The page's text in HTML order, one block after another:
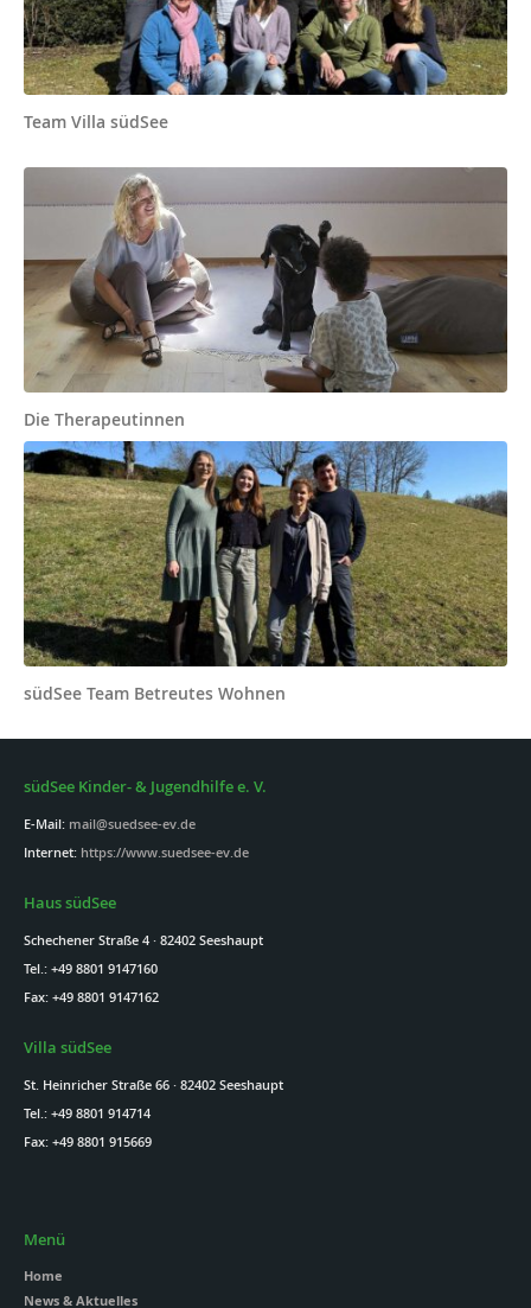
Team Villa südSee
Die Therapeutinnen
südSee Team Betreutes Wohnen
südSee Kinder- & Jugendhilfe e. V.
E-Mail: mail@suedsee-ev.de
Internet: https://www.suedsee-ev.de
Haus südSee
Schechener Straße 4 · 82402 Seeshaupt
Tel.: +49 8801 9147160
Fax: +49 8801 9147162
Villa südSee
St. Heinricher Straße 66 · 82402 Seeshaupt
Tel.: +49 8801 914714
Fax: +49 8801 915669
Menü
Home
News & Aktuelles